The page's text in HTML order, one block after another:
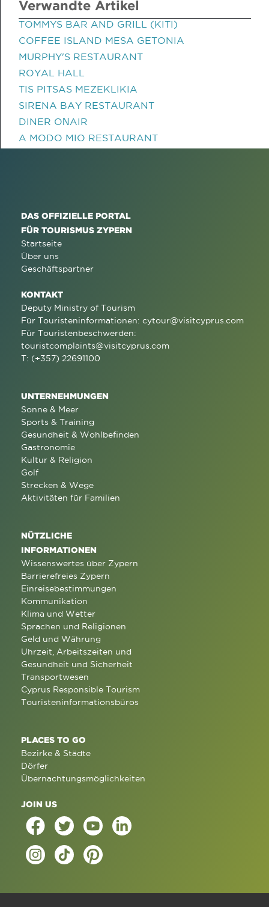
Verwandte Artikel
TOMMYS BAR AND GRILL (KITI)
COFFEE ISLAND MESA GETONIA
MURPHY'S RESTAURANT
ROYAL HALL
TIS PITSAS MEZEKLIKIA
SIRENA BAY RESTAURANT
DINER OΝAIR
A MODO MIO RESTAURANT
DAS OFFIZIELLE PORTAL
FÜR TOURISMUS ZYPERN
Startseite
Über uns
Geschäftspartner
KONTAKT
Deputy Ministry of Tourism
Für Touristeninformationen: cytour@visitcyprus.com
Für Touristenbeschwerden:
touristcomplaints@visitcyprus.com
T: (+357) 22691100
UNTERNEHMUNGEN
Sonne & Meer
Sports & Training
Gesundheit & Wohlbefinden
Gastronomie
Kultur & Religion
Golf
Strecken & Wege
Aktivitäten für Familien
NÜTZLICHE
INFORMATIONEN
Wissenswertes über Zypern
Barrierefreies Zypern
Einreisebestimmungen
Kommunikation
Klima und Wetter
Sprachen und Religionen
Geld und Währung
Uhrzeit, Arbeitszeiten und
Gesundheit und Sicherheit
Transportwesen
Cyprus Responsible Tourism
Touristeninformationsbüros
PLACES TO GO
Bezirke & Städte
Dörfer
Übernachtungsmöglichkeiten
JOIN US